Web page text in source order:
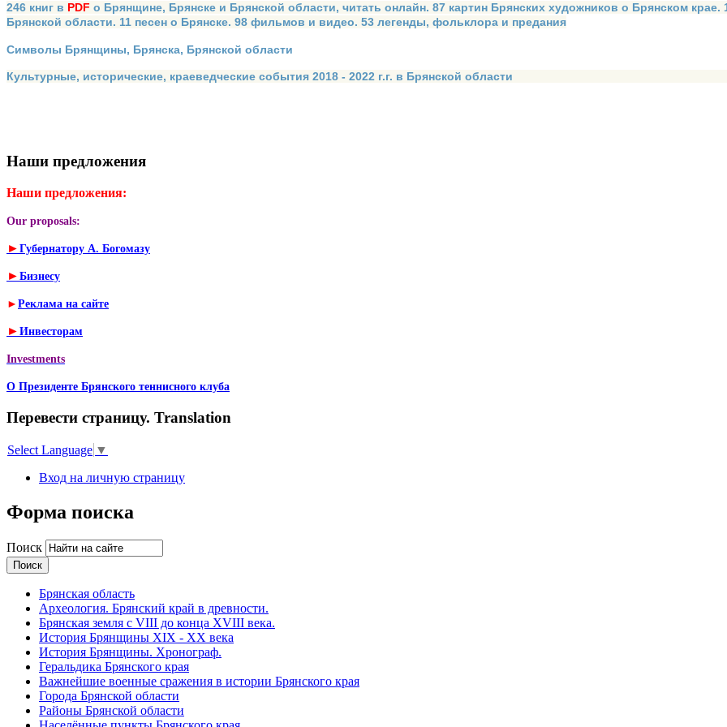
246 книг в PDF о Брянщине, Брянске и Брянской области, читать онлайн. 87 картин Брянских художников о Брянском
Брянской области. 11 песен о Брянске. 98 фильмов и видео. 53 легенды, фольклора и предания
Символы Брянщины, Брянска, Брянской области
Культурные, исторические, краеведческие события 2018 - 2022 г.г. в Брянской области
Наши предложения
Наши предложения:
Our proposals:
► Губернатору А. Богомазу
► Бизнесу
► Реклама на сайте
► Инвесторам
Investments
О Президенте Брянского теннисного клуба
Перевести страницу. Translation
Select Language ▼
Вход на личную страницу
Форма поиска
Поиск
Брянская область
Археология. Брянский край в древности.
Брянская земля с VIII до конца XVIII века.
История Брянщины XIX - XX века
История Брянщины. Хронограф.
Геральдика Брянского края
Важнейшие военные сражения в истории Брянского края
Города Брянской области
Районы Брянской области